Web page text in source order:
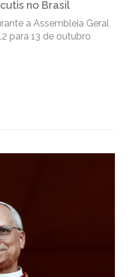
no Brasil
a Assembleia Geral
para 13 de outubro